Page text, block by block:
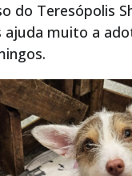
do Teresópolis
ajuda muito a